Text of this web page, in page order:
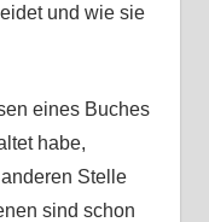
und wie sie
eines Buches
habe,
Stelle
sind schon